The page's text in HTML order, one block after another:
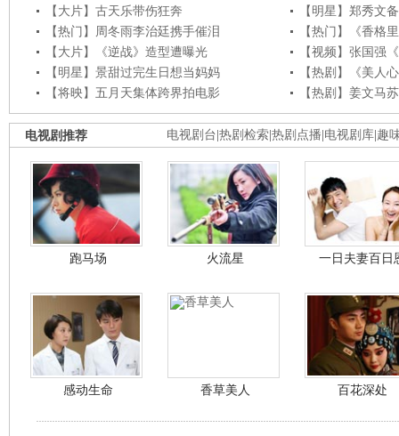
【大片】古天乐带伤狂奔
【明星】郑秀文
【热门】周冬雨李治廷携手催泪
【热门】《香格
【大片】《逆战》造型遭曝光
【视频】张国强
【明星】景甜过完生日想当妈妈
【热剧】《美人
【将映】五月天集体跨界拍电影
【热剧】姜文马
电视剧台 热剧检索 热剧点播 电视剧库 趣
电视剧推荐
跑马场 火流星 一日夫妻百日
感动生命 香草美人 百花深处